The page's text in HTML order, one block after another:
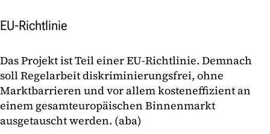
EU-Richtlinie
Das Projekt ist Teil einer EU-Richtlinie. Demnach
soll Regelarbeit diskriminierungsfrei, ohne
Marktbarrieren und vor allem kosteneffizient an
einem gesamteuropäischen Binnenmarkt
ausgetauscht werden. (aba)